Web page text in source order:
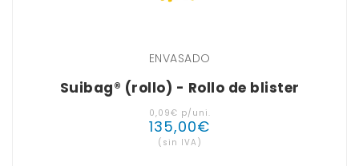
ENVASADO
Suibag® (rollo) - Rollo de blister
0,09€ p/uni.
135,00€
(sin IVA)